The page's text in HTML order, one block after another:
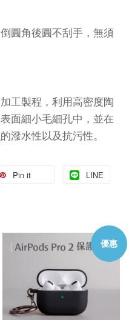
圓角後圓不刮手，無須
工製程，利用高密度陶
面細小毛細孔中，並在
潑水性以及抗污性。
Pin it LINE
優惠